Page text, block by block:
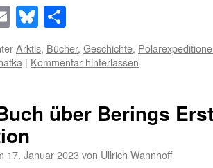
EmailBluesky
Arktis, Bücher, Geschichte,
| Kommentar hinterlassen
über Berings
17. Januar 2023 von Ullrich Wannhoff